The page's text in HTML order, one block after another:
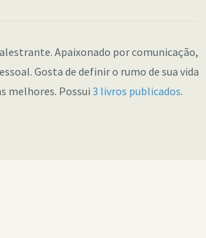
Apaixonado por comunicação,
Gosta de definir o rumo de sua vida
melhores. Possui 3 livros publicados.